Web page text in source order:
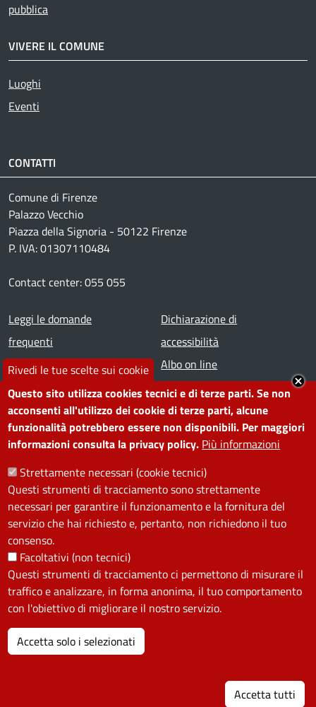
Rivedi le tue scelte sui cookie
Questo sito utilizza cookies tecnici e di terze parti. Se non
acconsenti all'utilizzo dei cookie di terze parti, alcune
funzionalità potrebbero essere non disponibili. Per maggiori
informazioni consulta la privacy policy. Più informazioni
Strettamente necessari (cookie tecnici)
Questi strumenti di tracciamento sono strettamente
necessari per garantire il funzionamento e la fornitura del
servizio che hai richiesto e, pertanto, non richiedono il tuo
consenso.
Facoltativi (non tecnici)
Questi strumenti di tracciamento ci permettono di misurare il
traffico e analizzare, in forma anonima, il tuo comportamento
con l'obiettivo di migliorare il nostro servizio.
Accetta solo i selezionati
Accetta tutti
pubblica
VIVERE IL COMUNE
Luoghi
Eventi
CONTATTI
Comune di Firenze
Palazzo Vecchio
Piazza della Signoria - 50122 Firenze
P. IVA: 01307110484
Contact center: 055 055
Footer menu
Leggi le domande
frequenti
Prenota appuntamento
Segnala disservizio
Amministrazione
trasparente
Note legali
Dichiarazione di
accessibilità
Albo on line
Redazione web
Piano di miglioramento dei
servizi
Contatti
SEGUICI SU
Facebook
Instagram
YouTube
Telegram
WhatsApp
TwitterLinkedin
PRIVACY
Useful links section
La Privacy nel Comune
PRIVACY